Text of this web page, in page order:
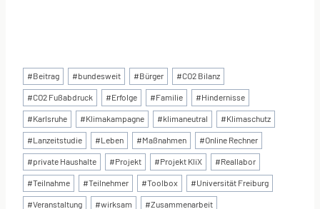
Schlagworte:
#Beitrag #bundesweit #Bürger #CO2 Bilanz
#CO2 Fußabdruck #Erfolge #Familie #Hindernisse
#Karlsruhe #Klimakampagne #klimaneutral #Klimaschutz
#Lanzeitstudie #Leben #Maßnahmen #Online Rechner
#private Haushalte #Projekt #Projekt KliX #Reallabor
#Teilnahme #Teilnehmer #Toolbox #Universität Freiburg
#Veranstaltung #wirksam #Zusammenarbeit